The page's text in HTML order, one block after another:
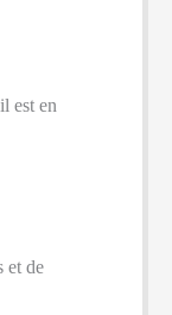
est en
et de